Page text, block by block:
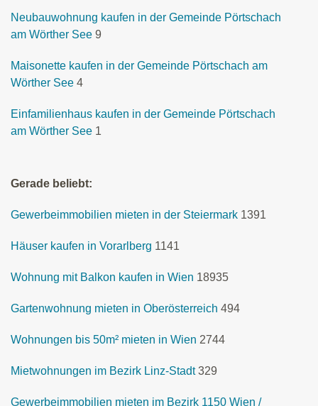
Neubauwohnung kaufen in der Gemeinde Pörtschach
am Wörther See 9
Maisonette kaufen in der Gemeinde Pörtschach am
Wörther See 4
Einfamilienhaus kaufen in der Gemeinde Pörtschach
am Wörther See 1
Gerade beliebt:
Gewerbeimmobilien mieten in der Steiermark 1391
Häuser kaufen in Vorarlberg 1141
Wohnung mit Balkon kaufen in Wien 18935
Gartenwohnung mieten in Oberösterreich 494
Wohnungen bis 50m² mieten in Wien 2744
Mietwohnungen im Bezirk Linz-Stadt 329
Gewerbeimmobilien mieten im Bezirk 1150 Wien /